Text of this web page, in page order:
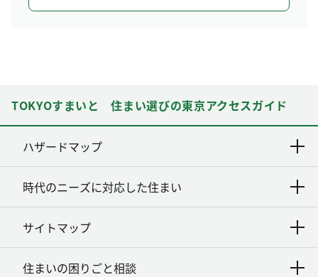
TOKYOすまいと 住まい選びの東京アクセスガイド
ハザードマップ
時代のニーズに対応した住まい
サイトマップ
住まいの困りごと相談